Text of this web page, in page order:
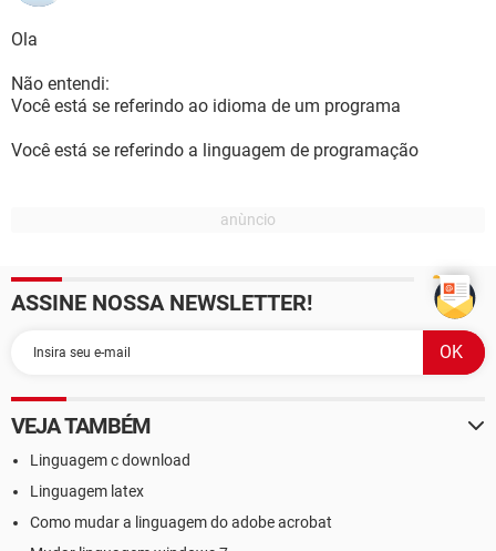
Ola
Não entendi:
Você está se referindo ao idioma de um programa
Você está se referindo a linguagem de programação
ASSINE NOSSA NEWSLETTER!
VEJA TAMBÉM
Linguagem c download
Linguagem latex
Como mudar a linguagem do adobe acrobat